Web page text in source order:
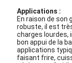
Applications :
En raison de
robuste, il est
charges lourdes,
bon appui de la
applications
faisant frire,